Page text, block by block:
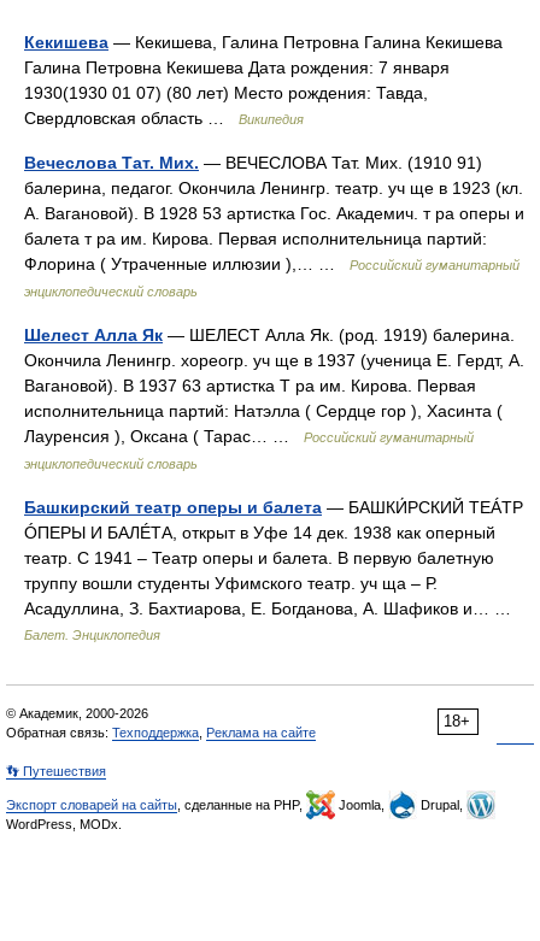
Кекишева — Кекишева, Галина Петровна Галина Кекишева
Галина Петровна Кекишева Дата рождения: 7 января
1930(1930 01 07) (80 лет) Место рождения: Тавда,
Свердловская область …
Википедия
Вечеслова Тат. Мих. — ВЕЧЕСЛОВА Тат. Мих. (1910 91)
балерина, педагог. Окончила Ленингр. театр. уч ще в 1923 (кл.
А. Вагановой). В 1928 53 артистка Гос. Академич. т ра оперы и
балета т ра им. Кирова. Первая исполнительница партий:
Флорина ( Утраченные иллюзии ),… …
Российский гуманитарный
энциклопедический словарь
Шелест Алла Як — ШЕЛЕСТ Алла Як. (род. 1919) балерина.
Окончила Ленингр. хореогр. уч ще в 1937 (ученица Е. Гердт, А.
Вагановой). В 1937 63 артистка Т ра им. Кирова. Первая
исполнительница партий: Натэлла ( Сердце гор ), Хасинта (
Лауренсия ), Оксана ( Тарас… …
Российский гуманитарный
энциклопедический словарь
Башкирский театр оперы и балета — БАШКИ́РСКИЙ ТЕÁТР
ÓПЕРЫ И БАЛÉТА, открыт в Уфе 14 дек. 1938 как оперный
театр. С 1941 – Театр оперы и балета. В первую балетную
труппу вошли студенты Уфимского театр. уч ща – Р.
Асадуллина, З. Бахтиарова, Е. Богданова, А. Шафиков и… …
Балет. Энциклопедия
18+
© Академик, 2000-2026
Обратная связь: Техподдержка Реклама на сайте
👣 Путешествия
Экспорт словарей на сайты , сделанные на PHP, Joomla,
Drupal,
WordPress, MODx.